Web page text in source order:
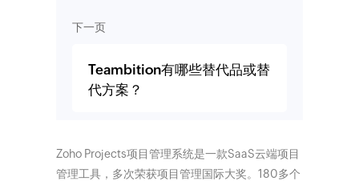
下一页
Teambition有哪些替代品或替
代方案？
Zoho Projects项目管理系统是一款SaaS云端项目
管理工具，多次荣获项目管理国际大奖。180多个